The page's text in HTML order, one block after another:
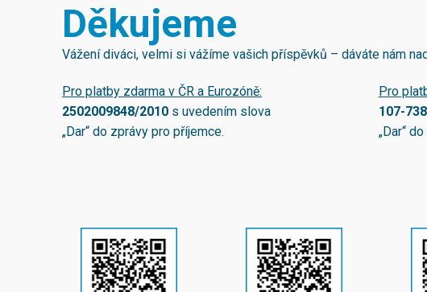
Děkujeme
Vážení diváci, velmi si vážíme vašich příspěvků – dáváte nám
Pro platby zdarma v ČR a Eurozóně:
2502009848/2010 s uvedením slova
„Dar“ do zprávy pro příjemce.
Pro
107-
„Dar“